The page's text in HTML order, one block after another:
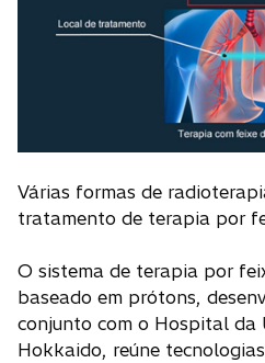
Várias formas de
tratamento de terapia por
O sistema de terapia por
baseado em prótons,
conjunto com o Hospital da
Hokkaido, reúne